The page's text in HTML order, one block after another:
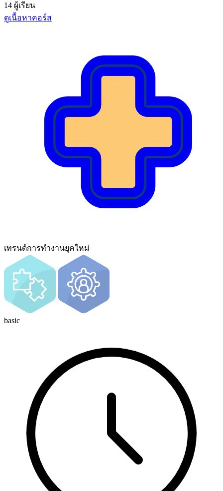
14 ผู้เรียน
ดูเนื้อหาคอร์ส
เทรนด์การทํางานยุคใหม่
basic